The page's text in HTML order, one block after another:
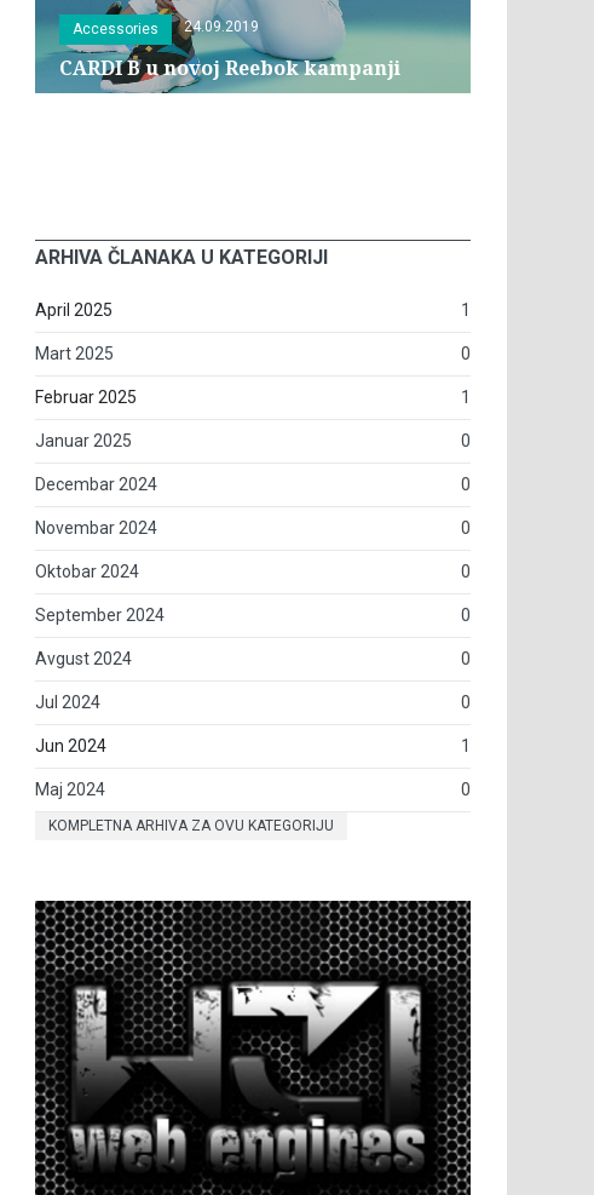
Accessories 24.09.2019
CARDI B u novoj Reebok kampanji
ARHIVA ČLANAKA U KATEGORIJI
April 2025 1
Mart 2025 0
Februar 2025 1
Januar 2025 0
Decembar 2024 0
Novembar 2024 0
Oktobar 2024 0
September 2024 0
Avgust 2024 0
Jul 2024 0
Jun 2024 1
Maj 2024 0
KOMPLETNA ARHIVA ZA OVU KATEGORIJU